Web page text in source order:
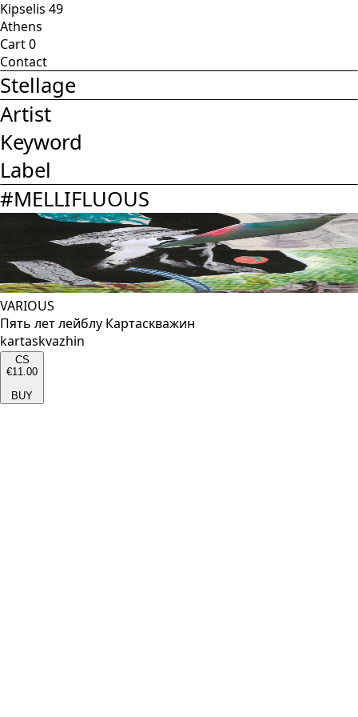
Kipselis 49
Athens
Cart0
Contact
Stellage
Artist
Keyword
Label
#MELLIFLUOUS
VARIOUS
Пять лет лейблу Картаскважин
kartaskvazhin
CS
€11.00
BUY